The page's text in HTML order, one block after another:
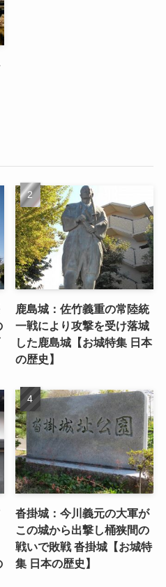
鹿島城：佐竹義重の常陸統
一戦により攻撃を受け落城
した鹿島城【お城特集 日本
の歴史】
沓掛城：今川義元の大軍が
この城から出撃し桶狭間の
戦いで敗戦 沓掛城【お城特
集 日本の歴史】